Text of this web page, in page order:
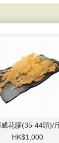
花膠(35-44頭)/
HK$1,000